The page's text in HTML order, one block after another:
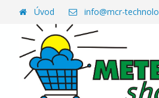
Úvod info@mcr-